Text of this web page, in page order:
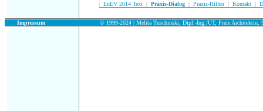
| EnEV 2014 Text | Praxis-Dialog | Praxis-Hilfen | Kontakt |
Impressum © 1999-2024 | Melita Tuschinski, Dipl.-Ing./UT, Freie Architektin,